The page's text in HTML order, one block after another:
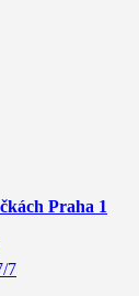
Praha 1
7